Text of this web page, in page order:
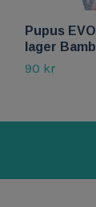
Pupus
lager
90 kr